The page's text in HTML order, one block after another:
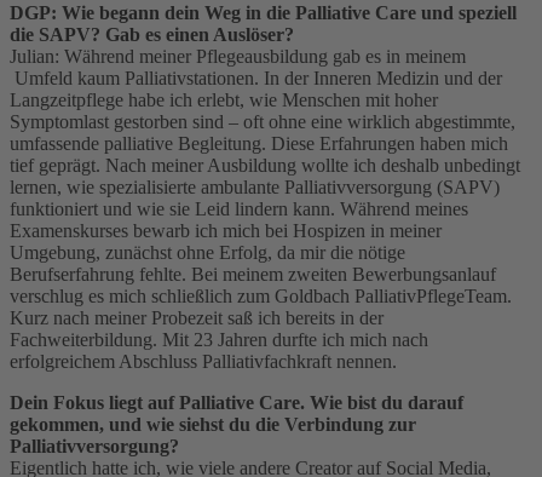
DGP: Wie begann dein Weg in die Palliative Care und speziell
die SAPV? Gab es einen Auslöser?
Julian: Während meiner Pflegeausbildung gab es in meinem
Umfeld kaum Palliativstationen. In der Inneren Medizin und der
Langzeitpflege habe ich erlebt, wie Menschen mit hoher
Symptomlast gestorben sind – oft ohne eine wirklich abgestimmte,
umfassende palliative Begleitung. Diese Erfahrungen haben mich
tief geprägt. Nach meiner Ausbildung wollte ich deshalb unbedingt
lernen, wie spezialisierte ambulante Palliativversorgung (SAPV)
funktioniert und wie sie Leid lindern kann. Während meines
Examenskurses bewarb ich mich bei Hospizen in meiner
Umgebung, zunächst ohne Erfolg, da mir die nötige
Berufserfahrung fehlte. Bei meinem zweiten Bewerbungsanlauf
verschlug es mich schließlich zum Goldbach PalliativPflegeTeam.
Kurz nach meiner Probezeit saß ich bereits in der
Fachweiterbildung. Mit 23 Jahren durfte ich mich nach
erfolgreichem Abschluss Palliativfachkraft nennen.
Dein Fokus liegt auf Palliative Care. Wie bist du darauf
gekommen, und wie siehst du die Verbindung zur
Palliativversorgung?
Eigentlich hatte ich, wie viele andere Creator auf Social Media,